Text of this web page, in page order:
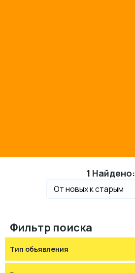
1 Найдено:
Фильтр поиска
Тип объявления